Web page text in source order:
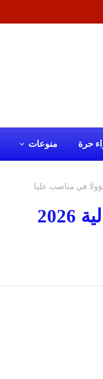
حرة منوعات
الملك محمد السادس يترأس مجلسًا وزاريًا يقر قانون المالية 2026